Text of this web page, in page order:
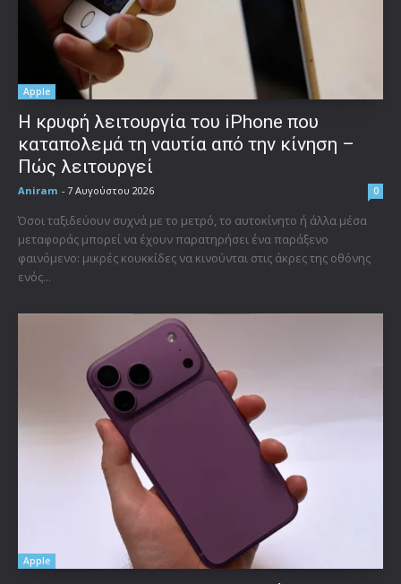
Apple
Η κρυφή λειτουργία του iPhone που
καταπολεμά τη ναυτία από την κίνηση –
Πώς λειτουργεί
Aniram - 7 Αυγούστου 2026 0
Όσοι ταξιδεύουν συχνά με το μετρό, το αυτοκίνητο ή άλλα μέσα
μεταφοράς μπορεί να έχουν παρατηρήσει ένα παράξενο
φαινόμενο: μικρές κουκκίδες να κινούνται στις άκρες της οθόνης
ενός...
Apple